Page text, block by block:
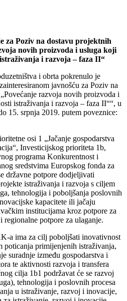
za Poziv na dostavu projektnih
novih proizvoda i usluga koji
i razvoja – faza II“
i obrta pokrenulo je
javnošću za Poziv na
razvoja novih proizvoda i
istraživanja i razvoja – faza II““, u
15. srpnja 2019. putem poveznice:
osi 1 „Jačanje gospodarstva
Investicijskog prioriteta 1b,
programa Konkurentnost i
sredstvima Europskog fonda za
državne potpore dodjeljivati
istraživanja i razvoja s ciljem
tehnologija i poboljšanja poslovnih
kapacitete ili jačaju
institucijama kroz potpore za
potpore za ulaganje.
a ima za cilj poboljšati inovativnost
poticanja primijenjenih istraživanja,
suradnje između gospodarstva i
te aktivnosti razvoja i transfera
cilja 1b1 podržavat će se razvoj
tehnologija i poslovnih procesa
u istraživanje, razvoj i inovacije,